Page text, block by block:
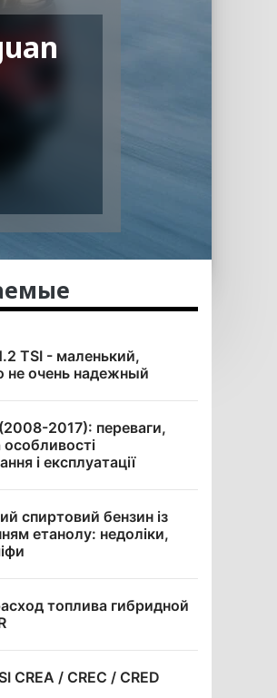
TSI - маленький,
очень надежный
2017): переваги,
особливості
і експлуатації
спиртовий бензин із
етанолу: недоліки,
топлива гибридной
CREA / CREC / CRED